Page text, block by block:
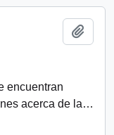
encuentran
acerca de la…